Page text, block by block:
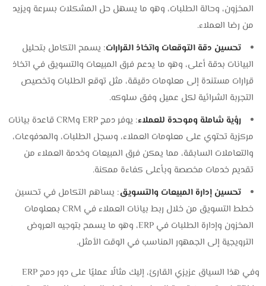
المخزون، وحالة الطلبات، وهو ما يسهل حل المشكلات بسرعة ويزيد
من رضا العملاء.
تحسين دقة التوقعات واتخاذ القرارات: يسمح التكامل بتحليل
البيانات بدقة أعلى، وهو ما يدعم فرق المبيعات والتسويق في اتخاذ
قرارات مستندة إلى معلومات دقيقة، مثل توقع الطلبات وتخصيص
التجربة الشرائية لكل عميل وفق سلوكه.
رؤية شاملة وموحدة للعملاء
: يوفر دمج ERP وCRM قاعدة بيانات
مركزية تحتوي على معلومات العملاء، وسجل الطلبات، والمدفوعات،
والتعاملات السابقة، مما يمكن فرق المبيعات وخدمة العملاء من
تقديم خدمات مخصصة وبأعلى كفاءة ممكنة.
تحسين إدارة المبيعات والتسويق: يساهم التكامل في تحسين
خطط التسويق من خلال ربط بيانات العملاء في CRM بمعلومات
المخزون وإدارة الطلبات في ERP، وهو ما يسمح بتوجيه العروض
الترويجية إلى الجمهور المناسب في الوقت الأمثل.
وفي هذا السياق عزيزي القارئ، إليك مثالًا عمليًا على دور دمج ERP